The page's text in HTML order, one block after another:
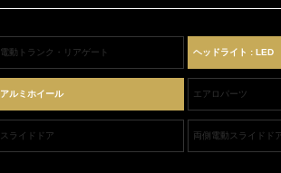
電動トランク・リアゲート ヘッドライト : LED
アルミホイール エアロパーツ
スライドドア 両側電動スライドド